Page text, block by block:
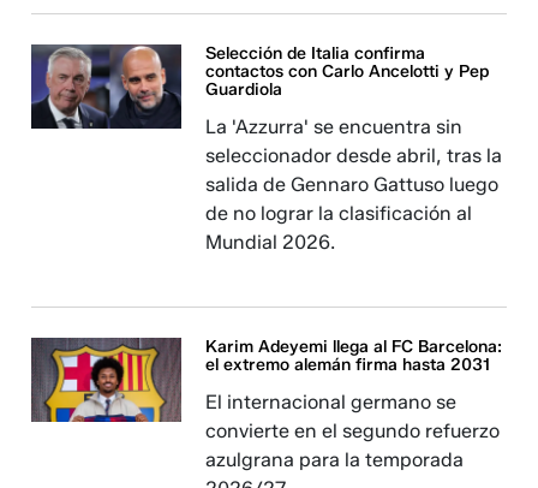
Selección de Italia confirma
contactos con Carlo Ancelotti y Pep
Guardiola
La 'Azzurra' se encuentra sin
seleccionador desde abril, tras la
salida de Gennaro Gattuso luego
de no lograr la clasificación al
Mundial 2026.
Karim Adeyemi llega al FC Barcelona:
el extremo alemán firma hasta 2031
El internacional germano se
convierte en el segundo refuerzo
azulgrana para la temporada